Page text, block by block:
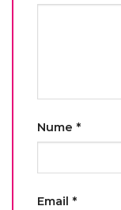
Nume *
Email *